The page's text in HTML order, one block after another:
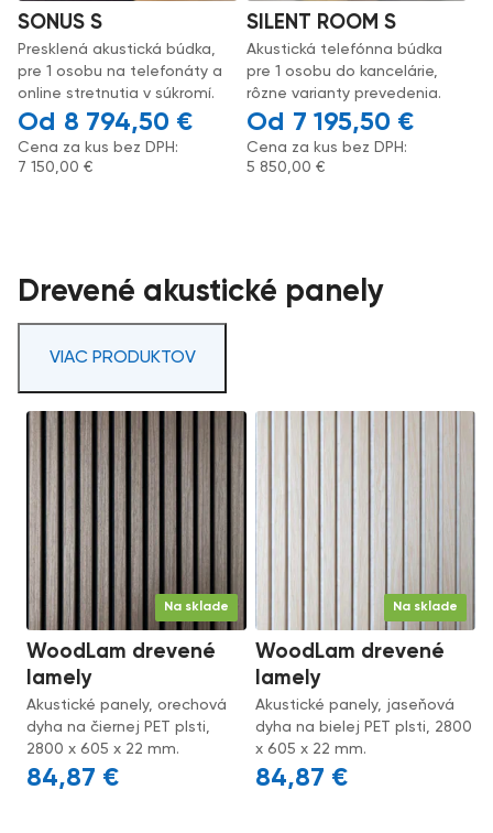
SONUS S
Presklená akustická búdka,
pre 1 osobu na telefonáty a
online stretnutia v súkromí.
8 794,50 €
Cena za kus bez DPH:
7 150,00 €
SILENT ROOM S
Akustická telefónna búdka
pre 1 osobu do kancelárie,
rôzne varianty prevedenia.
7 195,50 €
Cena za kus bez DPH:
5 850,00 €
Drevené akustické panely
VIAC PRODUKTOV
Na sklade
WoodLam drevené
lamely
Akustické panely, orechová
dyha na čiernej PET plsti,
2800 x 605 x 22 mm.
84,87 €
Na sklade
WoodLam drevené
lamely
Akustické panely, jaseňová
dyha na bielej PET plsti, 2800
x 605 x 22 mm.
84,87 €